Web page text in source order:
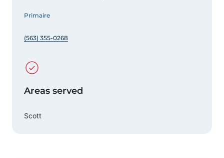
Primaire
(563) 355-0268
Areas served
Scott